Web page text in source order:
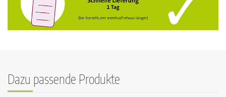
Dazu passende Produkte